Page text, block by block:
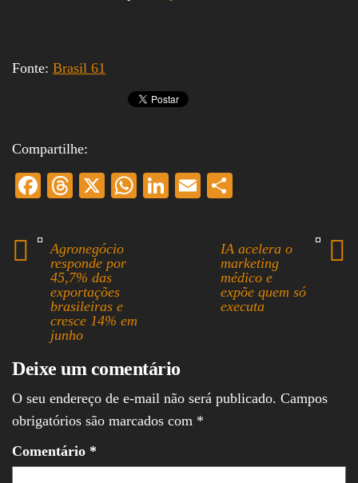
Fonte: Brasil 61
Compartilhe:
Fa
bo
ok
T
ds
X
W
Li
E
ail
Agronegócio
responde por
45,7% das
exportações
brasileiras e
cresce 14% em
junho
IA acelera o
marketing
médico e
expõe quem só
executa
Deixe um comentário
O seu endereço de e-mail não será publicado. Campos
obrigatórios são marcados com *
Comentário *